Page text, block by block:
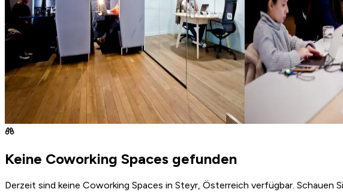
Keine Coworking Spaces gefunden
Derzeit sind keine Coworking Spaces in Steyr, Österreich verfügbar. Schauen